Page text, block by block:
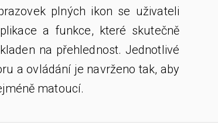
plných ikon se uživateli
a funkce, které skutečně
na přehlednost. Jednotlivé
a ovládání je navrženo tak, aby
matoucí.